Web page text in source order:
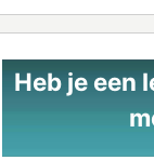
Heb je een